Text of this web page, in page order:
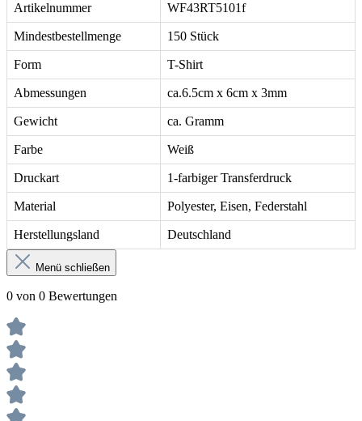
Artikelnummer WF43RT5101f
Mindestbestellmenge 150 Stück
Form T-Shirt
Abmessungen ca.6.5cm x 6cm x 3mm
Gewicht ca. Gramm
Farbe Weiß
Druckart 1-farbiger Transferdruck
Material Polyester, Eisen, Federstahl
Herstellungsland Deutschland
Menü schließen
0 von 0 Bewertungen